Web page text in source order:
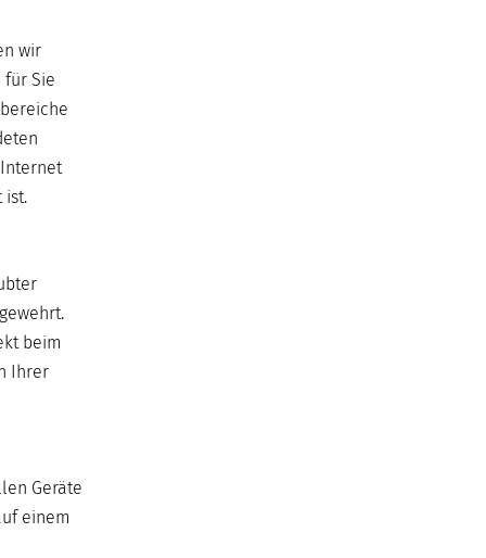
wir
Sie
ist.
beim
Ihrer
Geräte
einem